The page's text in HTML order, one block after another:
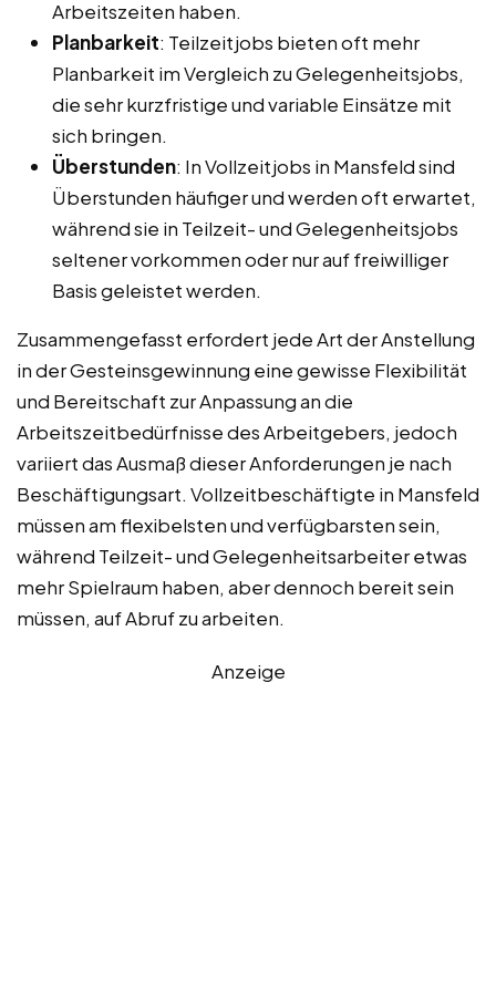
Arbeitszeiten haben.
Planbarkeit: Teilzeitjobs bieten oft mehr
Planbarkeit im Vergleich zu Gelegenheitsjobs,
die sehr kurzfristige und variable Einsätze mit
sich bringen.
Überstunden: In Vollzeitjobs in Mansfeld sind
Überstunden häufiger und werden oft erwartet,
während sie in Teilzeit- und Gelegenheitsjobs
seltener vorkommen oder nur auf freiwilliger
Basis geleistet werden.
Zusammengefasst erfordert jede Art der Anstellung
in der Gesteinsgewinnung eine gewisse Flexibilität
und Bereitschaft zur Anpassung an die
Arbeitszeitbedürfnisse des Arbeitgebers, jedoch
variiert das Ausmaß dieser Anforderungen je nach
Beschäftigungsart. Vollzeitbeschäftigte in Mansfeld
müssen am flexibelsten und verfügbarsten sein,
während Teilzeit- und Gelegenheitsarbeiter etwas
mehr Spielraum haben, aber dennoch bereit sein
müssen, auf Abruf zu arbeiten.
Anzeige